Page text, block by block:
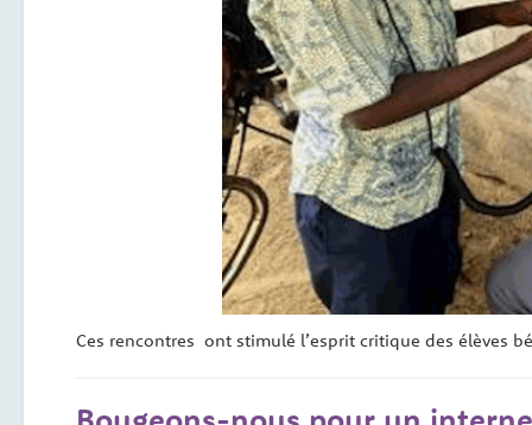
Ces rencontres ont stimulé l’esprit critique des élèves